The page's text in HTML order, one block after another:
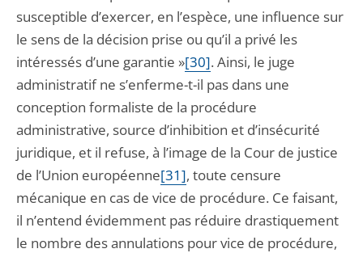
susceptible d’exercer, en l’espèce, une influence sur
le sens de la décision prise ou qu’il a privé les
intéressés d’une garantie »[30]. Ainsi, le juge
administratif ne s’enferme-t-il pas dans une
conception formaliste de la procédure
administrative, source d’inhibition et d’insécurité
juridique, et il refuse, à l’image de la Cour de justice
de l’Union européenne[31], toute censure
mécanique en cas de vice de procédure. Ce faisant,
il n’entend évidemment pas réduire drastiquement
le nombre des annulations pour vice de procédure,